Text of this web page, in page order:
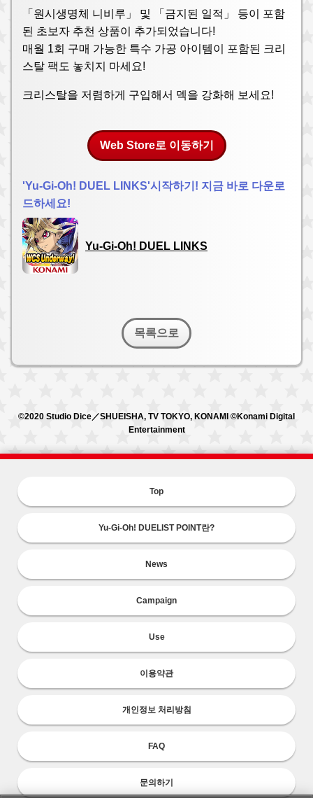
「원시생명체 니비루」 및 「금지된 일적」 등이 포함
된 초보자 추천 상품이 추가되었습니다!
매월 1회 구매 가능한 특수 가공 아이템이 포함된 크리
스탈 팩도 놓치지 마세요!
크리스탈을 저렴하게 구입해서 덱을 강화해 보세요!
Web Store로 이동하기
'Yu-Gi-Oh! DUEL LINKS'시작하기! 지금 바로 다운로
드하세요!
Yu-Gi-Oh! DUEL LINKS
목록으로
©2020 Studio Dice／SHUEISHA, TV TOKYO, KONAMI ©Konami Digital
Entertainment
Top
Yu-Gi-Oh! DUELIST POINT란?
News
Campaign
Use
이용약관
개인정보 처리방침
FAQ
문의하기